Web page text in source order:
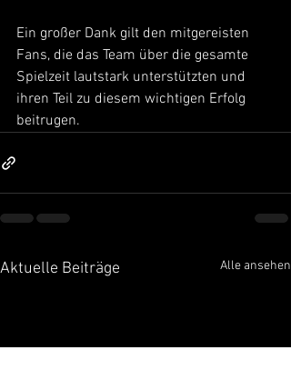
Ein großer Dank gilt den mitgereisten
Fans, die das Team über die gesamte
Spielzeit lautstark unterstützten und
ihren Teil zu diesem wichtigen Erfolg
beitrugen.
Aktuelle Beiträge Alle ansehen